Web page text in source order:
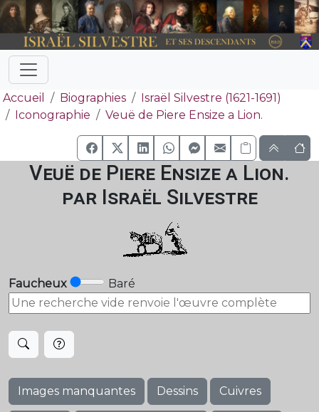
Accueil Biographies
Israël Silvestre (1621-1691)
Iconographie
Veuë de Piere Ensize a Lion.
Veuë de Piere Ensize a Lion.
par Israël Silvestre
Faucheux Baré
Images manquantes Dessins Cuivres